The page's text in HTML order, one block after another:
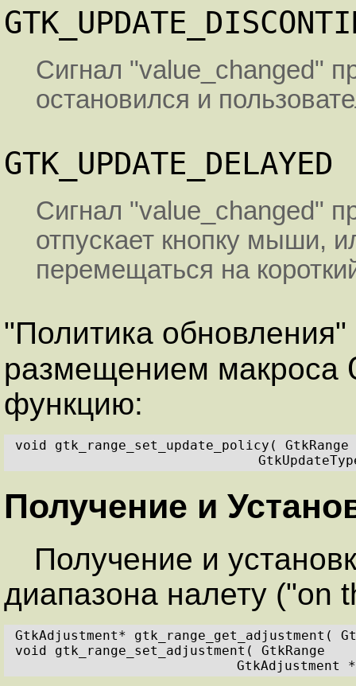
Сигнал "value_changed"
остановился и
GTK_UPDATE_DELAYED
Сигнал "value_changed"
отпускает кнопку мыши,
перемещаться на
"Политика
размещением макроса
функцию:
void gtk_range_set_update_policy(
Получение и
Получение и
диапазона налету ("on
GtkAdjustment* gtk_range_get_adjustment(
void gtk_range_set_adjustment( GtkRange
GtkAdjustment